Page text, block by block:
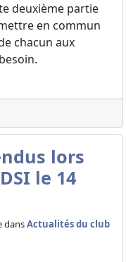
deuxième partie
en commun
chacun aux
lors
le 14
dansActualités du club